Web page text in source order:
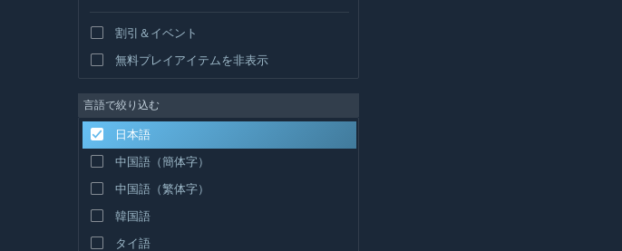
割引＆イベント
無料プレイアイテムを非表示
言語で絞り込む
日本語
中国語（簡体字）
中国語（繁体字）
韓国語
タイ語